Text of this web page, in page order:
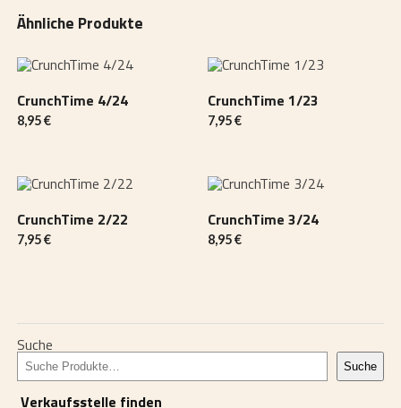
Ähnliche Produkte
CrunchTime 4/24
8,95€
CrunchTime 1/23
7,95€
CrunchTime 2/22
7,95€
CrunchTime 3/24
8,95€
Suche
Suche
Verkaufsstelle finden